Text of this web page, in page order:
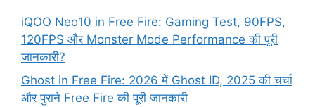
iQOO Neo10 in Free Fire: Gaming Test, 90FPS,
120FPS और Monster Mode Performance की पूरी
जानकारी?
Ghost in Free Fire: 2026 में Ghost ID, 2025 की चर्चा
और पुराने Free Fire की पूरी जानकारी